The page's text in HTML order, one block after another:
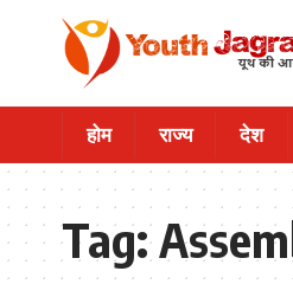
होम राज्य देश
Tag: